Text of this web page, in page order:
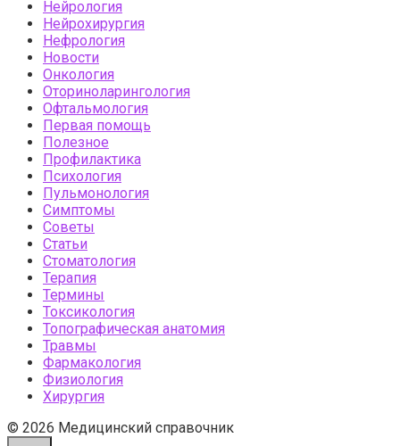
Нейрология
Нейрохирургия
Нефрология
Новости
Онкология
Оториноларингология
Офтальмология
Первая помощь
Полезное
Профилактика
Психология
Пульмонология
Симптомы
Советы
Статьи
Стоматология
Терапия
Термины
Токсикология
Топографическая анатомия
Травмы
Фармакология
Физиология
Хирургия
© 2026 Медицинский справочник